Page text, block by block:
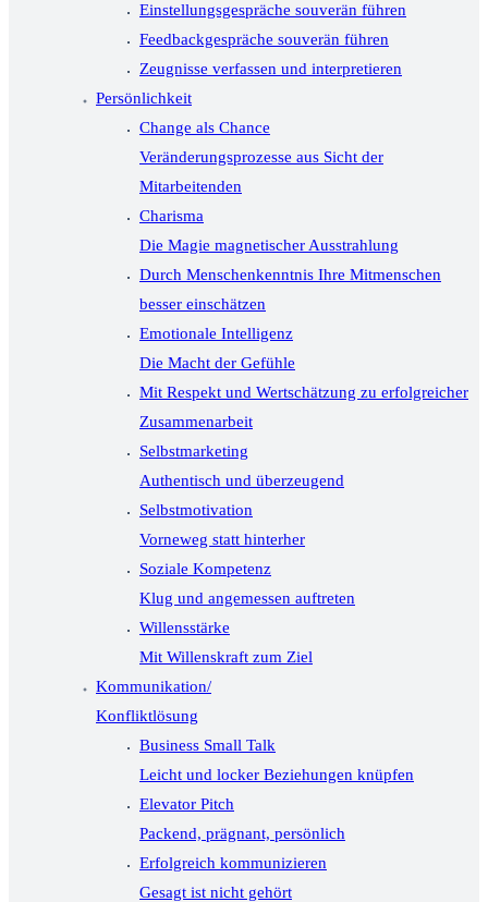
Einstellungsgespräche souverän führen
Feedbackgespräche souverän führen
Zeugnisse verfassen und interpretieren
Persönlichkeit
Change als Chance
Veränderungsprozesse aus Sicht der
Mitarbeitenden
Charisma
Die Magie magnetischer Ausstrahlung
Durch Menschenkenntnis Ihre Mitmenschen
besser einschätzen
Emotionale Intelligenz
Die Macht der Gefühle
Mit Respekt und Wertschätzung zu erfolgreicher
Zusammenarbeit
Selbstmarketing
Authentisch und überzeugend
Selbstmotivation
Vorneweg statt hinterher
Soziale Kompetenz
Klug und angemessen auftreten
Willensstärke
Mit Willenskraft zum Ziel
Kommunikation/
Konfliktlösung
Business Small Talk
Leicht und locker Beziehungen knüpfen
Elevator Pitch
Packend, prägnant, persönlich
Erfolgreich kommunizieren
Gesagt ist nicht gehört